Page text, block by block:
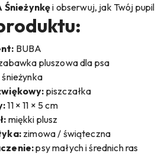
Śnieżynkęi obserwuj, jak Twój
BUBA
pluszowa dla psa
śnieżynka
piszczałka
11 × 11 × 5 cm
miękki plusz
zimowa / świąteczna
psy małych i średnich ras